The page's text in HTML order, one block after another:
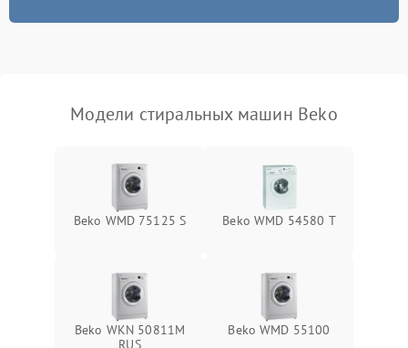
Модели стиральных машин Beko
Beko WMD 75125 S Beko WMD 54580 T
Beko WKN 50811M
RUS
Beko WMD 55100